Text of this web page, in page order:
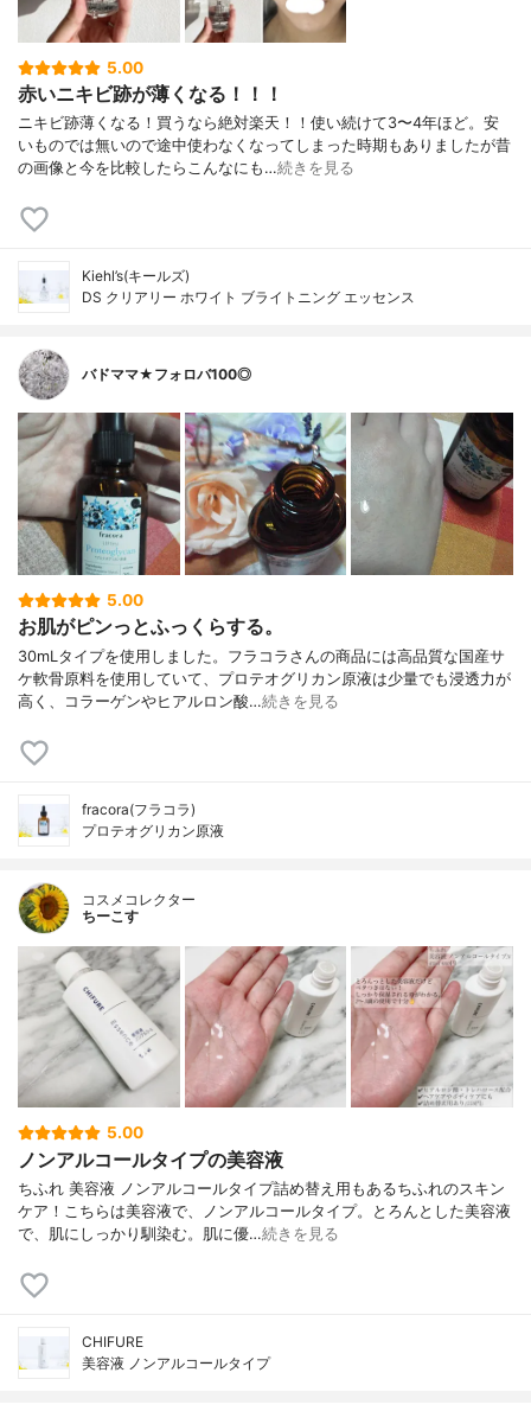
5.00
赤いニキビ跡が薄くなる！！！
ニキビ跡薄くなる！買うなら絶対楽天！！使い続けて3〜4年ほど。安
いものでは無いので途中使わなくなってしまった時期もありましたが昔
の画像と今を比較したらこんなにも…続きを見る
Kiehl’s(キールズ)
DS クリアリー ホワイト ブライトニング エッセンス
バドママ★フォロバ100◎
5.00
お肌がピンっとふっくらする。
30mLタイプを使用しました。フラコラさんの商品には高品質な国産サ
ケ軟骨原料を使用していて、プロテオグリカン原液は少量でも浸透力が
高く、コラーゲンやヒアルロン酸…続きを見る
fracora(フラコラ)
プロテオグリカン原液
コスメコレクター
ちーこす
5.00
ノンアルコールタイプの美容液
ちふれ 美容液 ノンアルコールタイプ詰め替え用もあるちふれのスキン
ケア！こちらは美容液で、ノンアルコールタイプ。とろんとした美容液
で、肌にしっかり馴染む。肌に優…続きを見る
CHIFURE
美容液 ノンアルコールタイプ